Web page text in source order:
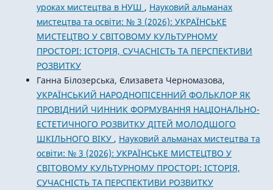
уроках мистецтва в НУШ , Науковий альманах
мистецтва та освіти: № 3 (2026): УКРАЇНСЬКЕ
МИСТЕЦТВО У СВІТОВОМУ КУЛЬТУРНОМУ
ПРОСТОРІ: ІСТОРІЯ, СУЧАСНІСТЬ ТА ПЕРСПЕКТИВИ
РОЗВИТКУ
Ганна Білозерська, Єлизавета Черномазова,
УКРАЇНСЬКИЙ НАРОДНОПІСЕННИЙ ФОЛЬКЛОР ЯК
ПРОВІДНИЙ ЧИННИК ФОРМУВАННЯ НАЦІОНАЛЬНО-
ЕСТЕТИЧНОГО РОЗВИТКУ ДІТЕЙ МОЛОДШОГО
ШКІЛЬНОГО ВІКУ , Науковий альманах мистецтва та
освіти: № 3 (2026): УКРАЇНСЬКЕ МИСТЕЦТВО У
СВІТОВОМУ КУЛЬТУРНОМУ ПРОСТОРІ: ІСТОРІЯ,
СУЧАСНІСТЬ ТА ПЕРСПЕКТИВИ РОЗВИТКУ